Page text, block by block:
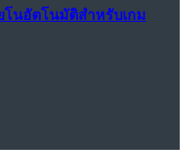
โนอัตโนมัติสำหรับเกม